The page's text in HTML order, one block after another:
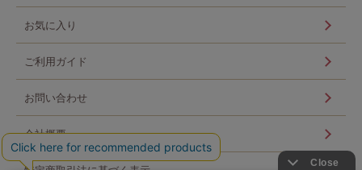
お気に入り
ご利用ガイド
お問い合わせ
会社概要